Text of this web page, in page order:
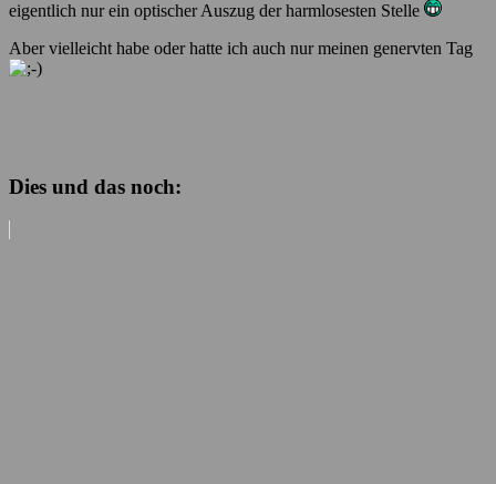
eigentlich nur ein optischer Auszug der harmlosesten Stelle
Aber vielleicht habe oder hatte ich auch nur meinen genervten Tag
Dies und das noch: